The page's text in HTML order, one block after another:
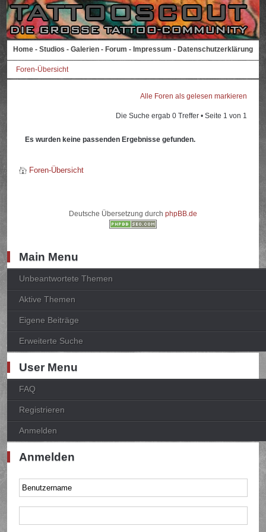
Home - Studios - Galerien - Forum - Impressum - Datenschutzerklärung
Foren-Übersicht
Alle Foren als gelesen markieren
Die Suche ergab 0 Treffer • Seite 1 von 1
Es wurden keine passenden Ergebnisse gefunden.
Foren-Übersicht
Deutsche Übersetzung durch phpBB.de
Main Menu
Unbeantwortete Themen
Aktive Themen
Eigene Beiträge
Erweiterte Suche
User Menu
FAQ
Registrieren
Anmelden
Anmelden